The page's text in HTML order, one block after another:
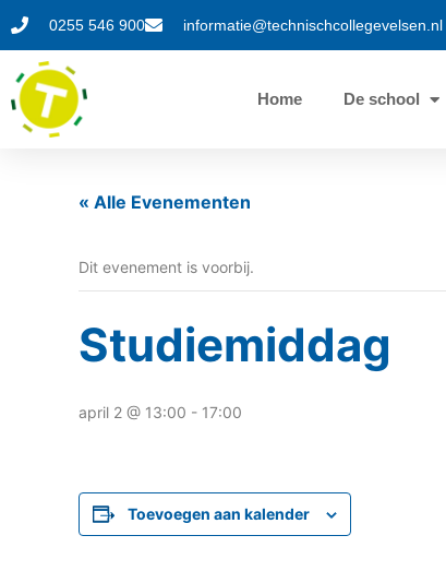
0255 546 900 informatie@technischcollegevelsen.nl
Home De school
« Alle Evenementen
Dit evenement is voorbij.
Studiemiddag
april 2 @ 13:00 - 17:00
Toevoegen aan kalender